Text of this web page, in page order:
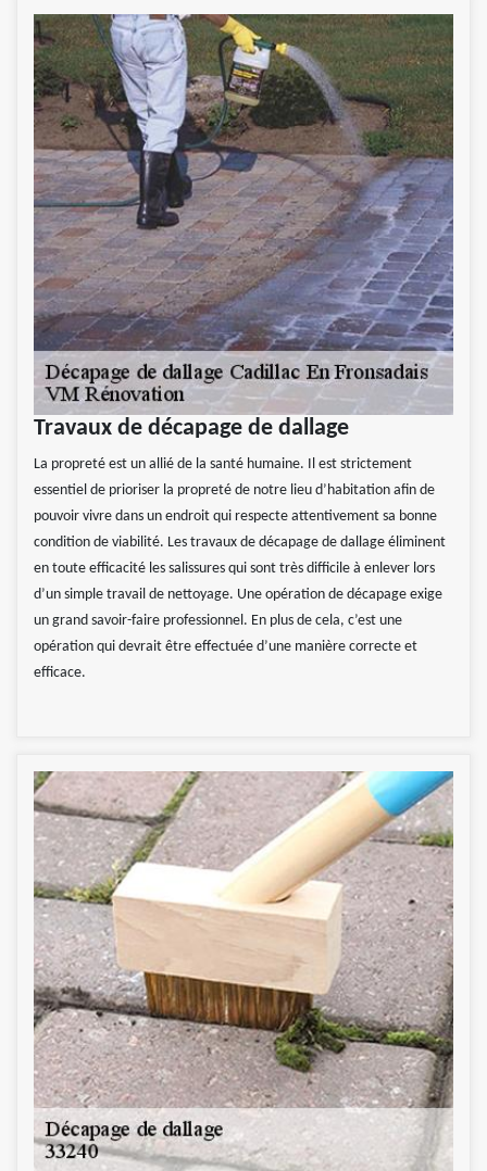
Travaux de décapage de dallage
La propreté est un allié de la santé humaine. Il est strictement
essentiel de prioriser la propreté de notre lieu d’habitation afin de
pouvoir vivre dans un endroit qui respecte attentivement sa bonne
condition de viabilité. Les travaux de décapage de dallage éliminent
en toute efficacité les salissures qui sont très difficile à enlever lors
d’un simple travail de nettoyage. Une opération de décapage exige
un grand savoir-faire professionnel. En plus de cela, c’est une
opération qui devrait être effectuée d’une manière correcte et
efficace.